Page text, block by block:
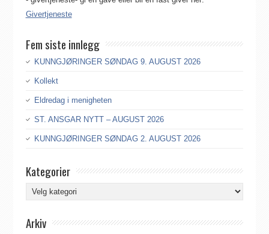
Givertjeneste
Fem siste innlegg
KUNNGJØRINGER SØNDAG 9. AUGUST 2026
Kollekt
Eldredag i menigheten
ST. ANSGAR NYTT – AUGUST 2026
KUNNGJØRINGER SØNDAG 2. AUGUST 2026
Kategorier
Kategorier
Arkiv